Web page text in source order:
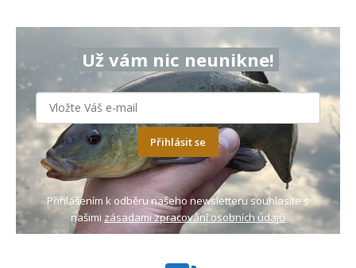
Už vám nic neunikne!
Přihlásit se
Přihlášením k odběru našeho newsletteru souhlasíte s
našimi zásadami zpracování osobních údajů